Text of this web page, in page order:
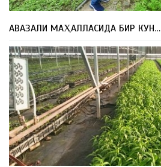
АВАЗАЛИ МАҲАЛЛАСИДА БИР КУН…